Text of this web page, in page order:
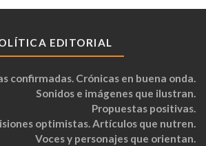
EDITORIAL
confirmadas. Crónicas en buena onda.
Sonidos e imágenes que ilustran.
Propuestas positivas.
optimistas. Artículos que nutren.
Voces y personajes que orientan.